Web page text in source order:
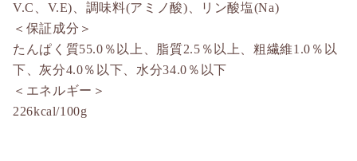
V.C、V.E)、調味料(アミノ酸)、リン酸塩(Na)
＜保証成分＞
たんぱく質55.0％以上、脂質2.5％以上、粗繊維1.0％以
下、灰分4.0％以下、水分34.0％以下
＜エネルギー＞
226kcal/100g